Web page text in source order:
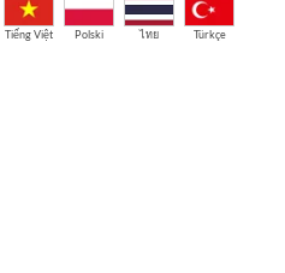
Tiếng Việt Polski ไทย Türkçe